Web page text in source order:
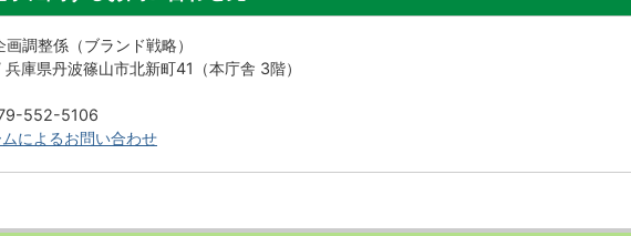
調整係（ブランド戦略）
庫県丹波篠山市北新町41（本庁舎 3階）
552-5106
ムによるお問い合わせ